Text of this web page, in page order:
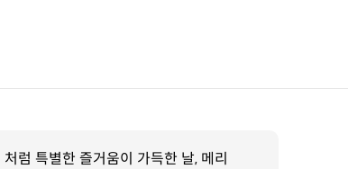
럼 특별한 즐거움이 가득한 날, 메리